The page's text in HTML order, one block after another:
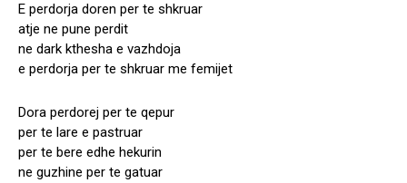
E perdorja doren per te shkruar
atje ne pune perdit
ne dark kthesha e vazhdoja
e perdorja per te shkruar me femijet
Dora perdorej per te qepur
per te lare e pastruar
per te bere edhe hekurin
ne guzhine per te gatuar